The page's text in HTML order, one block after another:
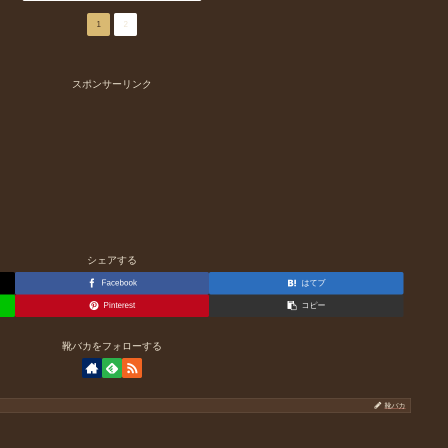
1 2
スポンサーリンク
シェアする
Facebook はてブ
Pinterest コピー
靴バカをフォローする
靴バカ